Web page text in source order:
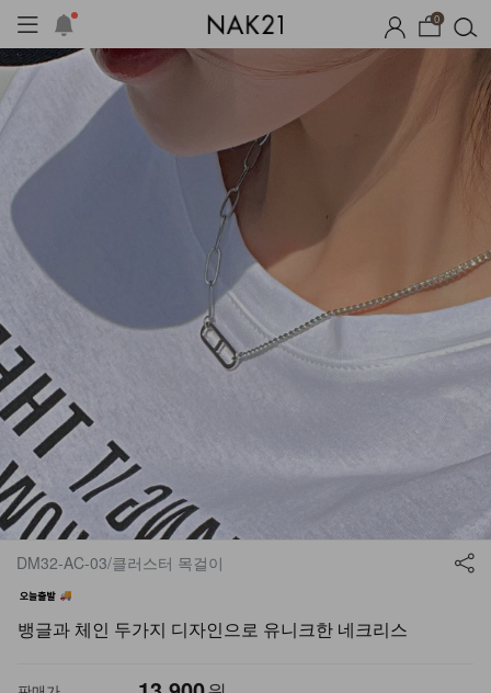
0
제작 여름 잠옷 장마템 기획전 시즌
DM32-AC-03/클러스터 목걸이
뱅글과 체인 두가지 디자인으로 유니크한 네크리스